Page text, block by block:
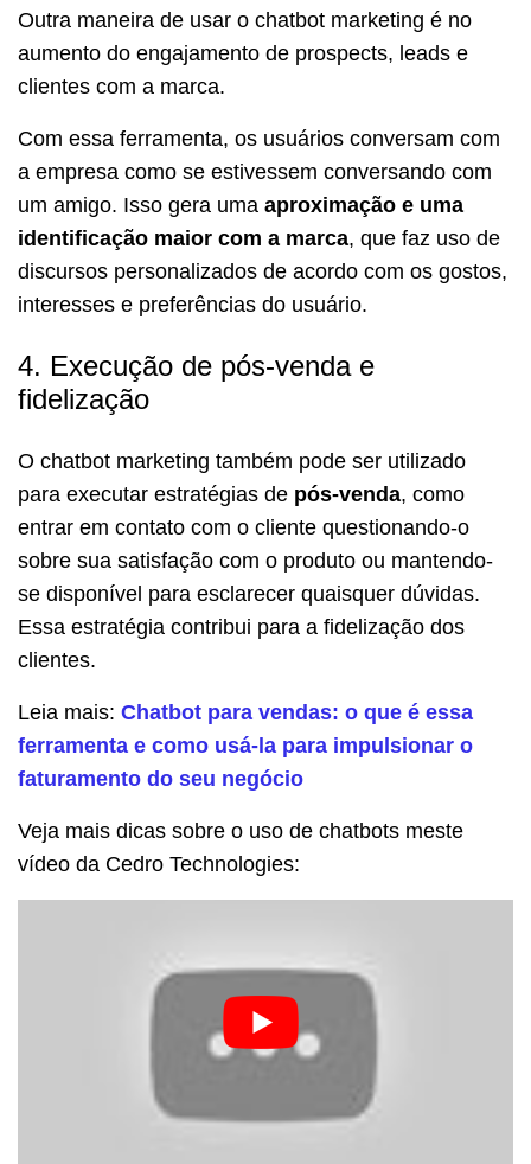
Outra maneira de usar o chatbot marketing é no
aumento do engajamento de prospects, leads e
clientes com a marca.
Com essa ferramenta, os usuários conversam com
a empresa como se estivessem conversando com
um amigo. Isso gera uma aproximação e uma
identificação maior com a marca, que faz uso de
discursos personalizados de acordo com os gostos,
interesses e preferências do usuário.
4. Execução de pós-venda e
fidelização
O chatbot marketing também pode ser utilizado
para executar estratégias de pós-venda, como
entrar em contato com o cliente questionando-o
sobre sua satisfação com o produto ou mantendo-
se disponível para esclarecer quaisquer dúvidas.
Essa estratégia contribui para a fidelização dos
clientes.
Leia mais: Chatbot para vendas: o que é essa
ferramenta e como usá-la para impulsionar o
faturamento do seu negócio
Veja mais dicas sobre o uso de chatbots meste
vídeo da Cedro Technologies: